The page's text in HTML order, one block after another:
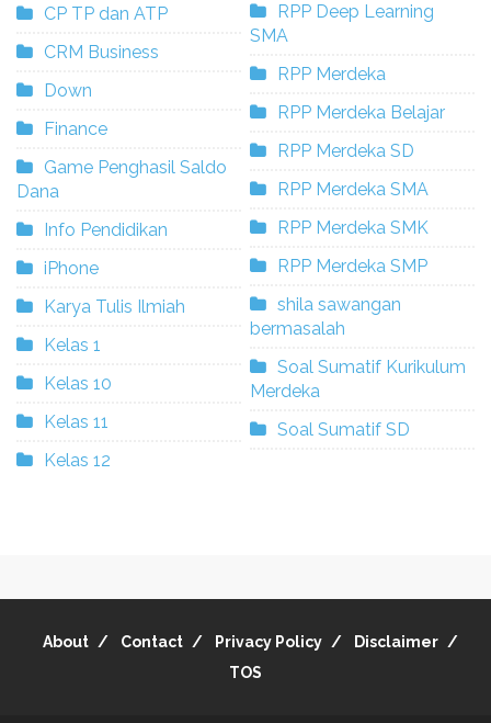
CP TP dan ATP
CRM Business
Down
Finance
Game Penghasil Saldo
Dana
Info Pendidikan
iPhone
Karya Tulis Ilmiah
Kelas 1
Kelas 10
Kelas 11
Kelas 12
RPP Deep Learning
SMA
RPP Merdeka
RPP Merdeka Belajar
RPP Merdeka SD
RPP Merdeka SMA
RPP Merdeka SMK
RPP Merdeka SMP
shila sawangan
bermasalah
Soal Sumatif Kurikulum
Merdeka
Soal Sumatif SD
About Contact Privacy Policy
Disclaimer
TOS